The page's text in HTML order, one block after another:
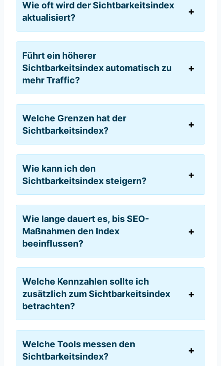
Wie oft wird der Sichtbarkeitsindex
aktualisiert?
Führt ein höherer
Sichtbarkeitsindex automatisch zu
mehr Traffic?
Welche Grenzen hat der
Sichtbarkeitsindex?
Wie kann ich den
Sichtbarkeitsindex steigern?
Wie lange dauert es, bis SEO-
Maßnahmen den Index
beeinflussen?
Welche Kennzahlen sollte ich
zusätzlich zum Sichtbarkeitsindex
betrachten?
Welche Tools messen den
Sichtbarkeitsindex?